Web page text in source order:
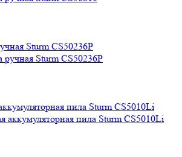
Sturm CS50236P
пила Sturm CS5010Li